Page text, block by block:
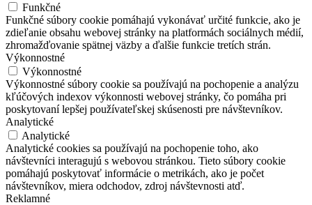
Funkčné
Funkčné súbory cookie pomáhajú vykonávať určité funkcie, ako je
zdieľanie obsahu webovej stránky na platformách sociálnych médií,
zhromažďovanie spätnej väzby a ďalšie funkcie tretích strán.
Výkonnostné
Výkonnostné
Výkonnostné súbory cookie sa používajú na pochopenie a analýzu
kľúčových indexov výkonnosti webovej stránky, čo pomáha pri
poskytovaní lepšej používateľskej skúsenosti pre návštevníkov.
Analytické
Analytické
Analytické cookies sa používajú na pochopenie toho, ako
návštevníci interagujú s webovou stránkou. Tieto súbory cookie
pomáhajú poskytovať informácie o metrikách, ako je počet
návštevníkov, miera odchodov, zdroj návštevnosti atď.
Reklamné